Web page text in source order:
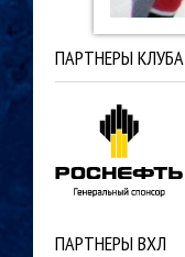
ПАРТНЕРЫ КЛУБА
ПАРТНЕРЫ ВХЛ